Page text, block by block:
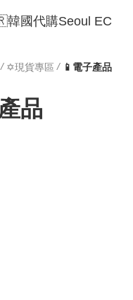
國代購Seoul EC
/ ✡️現貨專區 / 📱電子產品
品